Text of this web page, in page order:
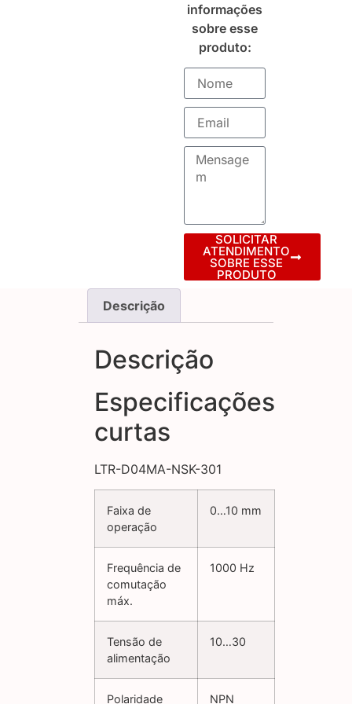
informações
sobre esse
produto:
SOLICITAR
ATENDIMENTO
SOBRE ESSE
PRODUTO
Descrição
Descrição
Especificações
curtas
LTR-D04MA-NSK-301
Faixa de
operação
0…10 mm
Frequência de
comutação
máx.
1000 Hz
Tensão de
alimentação
10…30
Polaridade NPN